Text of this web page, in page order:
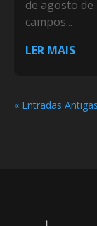
de agosto de
campos...
LER MAIS
« Entradas Antigas